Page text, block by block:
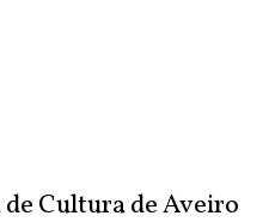
Cultura de Aveiro